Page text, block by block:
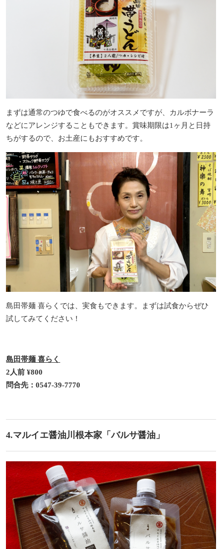
まずは通常のつゆで食べるのがオススメですが、カルボナーラ
などにアレンジすることもできます。賞味期限は1ヶ月と日持
ちがするので、お土産にもおすすめです。
島田帯麺 喜らくでは、実食もできます。まずは試食からぜひ
試してみてください！
島田帯麺 喜らく
2人前 ¥800
問合先：0547-39-7770
4.マルイエ醤油川根本家「バルサ醤油」